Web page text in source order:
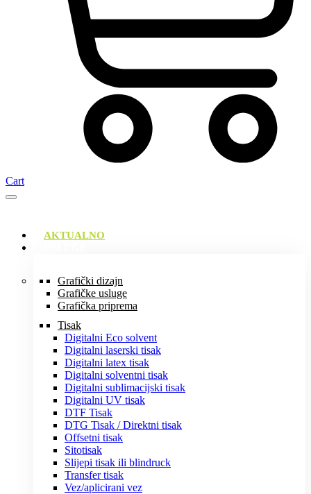
Cart
AKTUALNO
Grafički dizajn
Grafičke usluge
Grafička priprema
Tisak
Digitalni Eco solvent
Digitalni laserski tisak
Digitalni latex tisak
Digitalni solventni tisak
Digitalni sublimacijski tisak
Digitalni UV tisak
DTF Tisak
DTG Tisak / Direktni tisak
Offsetni tisak
Sitotisak
Slijepi tisak ili blindruck
Transfer tisak
Vez/aplicirani vez